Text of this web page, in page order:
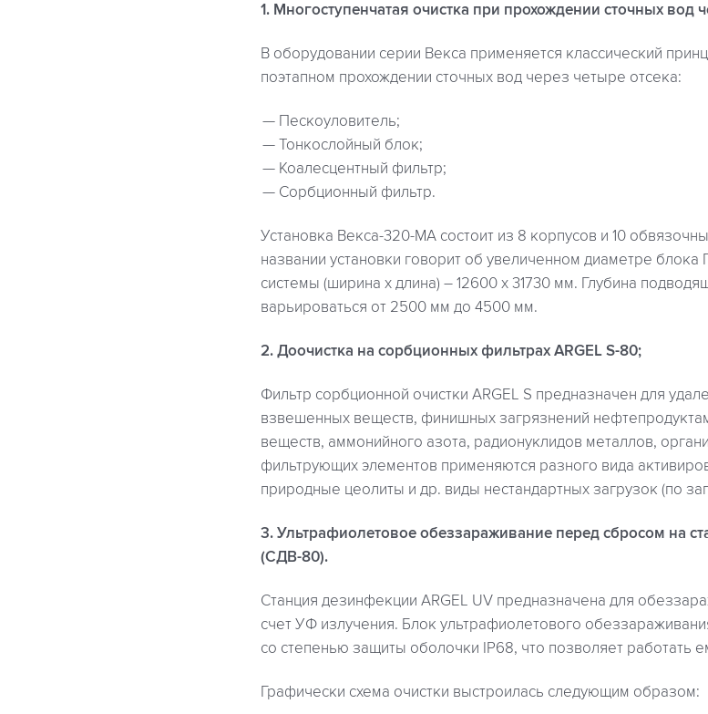
1. Многоступенчатая очистка при прохождении сточных вод
В оборудовании серии Векса применяется классический
поэтапном прохождении сточных вод через четыре отсека:
Пескоуловитель;
Тонкослойный блок;
Коалесцентный фильтр;
Сорбционный фильтр.
Установка Векса-320-МА состоит из 8 корпусов и 10
названии установки говорит об увеличенном диаметре
системы (ширина х длина) – 12600 х 31730 мм. Глубина
варьироваться от 2500 мм до 4500 мм.
2. Доочистка на сорбционных фильтрах ARGEL S-80;
Фильтр сорбционной очистки ARGEL S предназначен для
взвешенных веществ, финишных загрязнений
веществ, аммонийного азота, радионуклидов металлов,
фильтрующих элементов применяются разного вида
природные цеолиты и др. виды нестандартных загрузок (по
3. Ультрафиолетовое обеззараживание перед сбросом на
(СДВ-80).
Станция дезинфекции ARGEL UV предназначена для
счет УФ излучения. Блок ультрафиолетового
со степенью защиты оболочки IP68, что позволяет работать
Графически схема очистки выстроилась следующим образом: